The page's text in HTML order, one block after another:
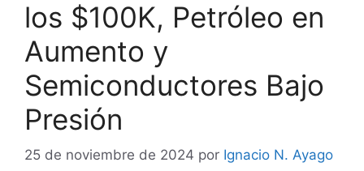
los $100K, Petróleo en
Aumento y
Semiconductores Bajo
Presión
25 de noviembre de 2024 por Ignacio N. Ayago